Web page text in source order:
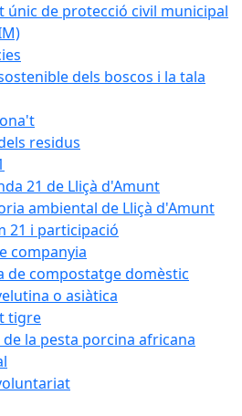
únic de protecció civil municipal
dels boscos i la tala
residus
21 de Lliçà d'Amunt
ambiental de Lliçà d'Amunt
21 i participació
companyia
de compostatge domèstic
o asiàtica
tigre
de la pesta porcina africana